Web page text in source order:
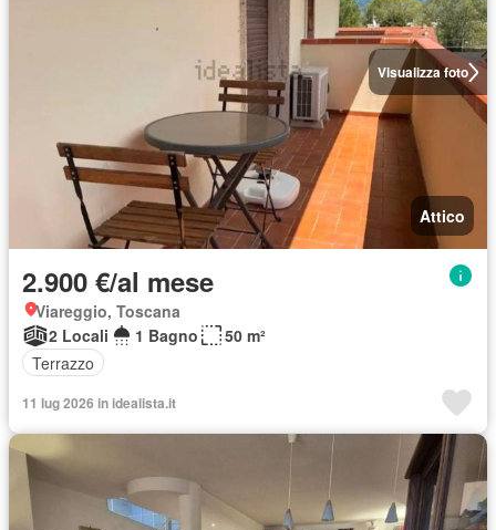
Visualizza foto
Attico
2.900 €/al mese
Viareggio, Toscana
2 Locali
1 Bagno
50 m²
Terrazzo
11 lug 2026 in idealista.it